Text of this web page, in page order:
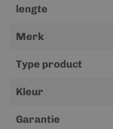
lengte
Merk
Type product
Kleur
Garantie